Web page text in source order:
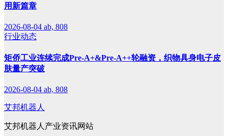
用新篇章
2026-08-04 ab, 808
行业动态
矩侨工业连续完成Pre-A+&Pre-A++轮融资，织物具身电子皮
肤量产突破
2026-08-04 ab, 808
艾邦机器人
艾邦机器人产业资讯网站